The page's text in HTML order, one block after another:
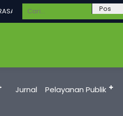
UNGGUL DALAM PRESTASI,
Jurnal Pelayanan Publik